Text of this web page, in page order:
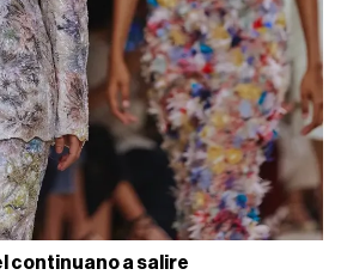
continuano a salire